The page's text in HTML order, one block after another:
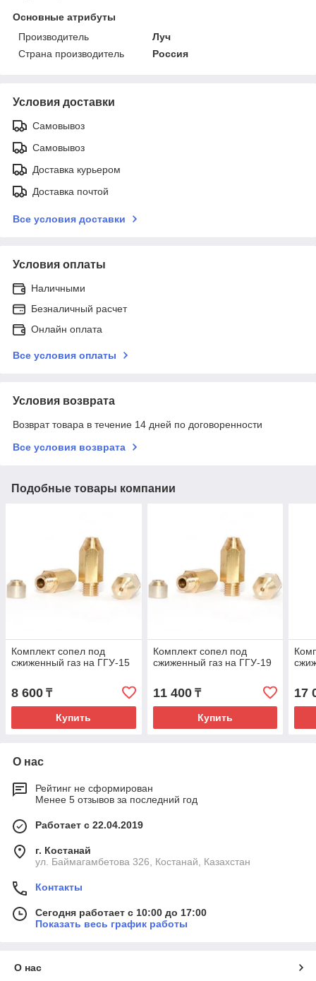
Основные атрибуты
Производитель
Луч
Страна производитель
Россия
Условия доставки
Самовывоз
Самовывоз
Доставка курьером
Доставка почтой
Все условия доставки
Условия оплаты
Наличными
Безналичный расчет
Онлайн оплата
Все условия оплаты
Условия возврата
Возврат товара в течение 14 дней по договоренности
Все условия возврата
Подобные товары компании
Комплект сопел под
сжиженный газ на ГГУ-15
8 600 ₸
Купить
Комплект сопел под
сжиженный газ на ГГУ-19
11 400₸
Купить
17
О нас
Рейтинг не сформирован
Менее 5 отзывов за последний год
Работает с 22.04.2019
г. Костанай
ул. Баймагамбетова 326, Костанай, Казахстан
Контакты
Сегодня работает с 10:00 до 17:00
Показать весь график работы
О нас